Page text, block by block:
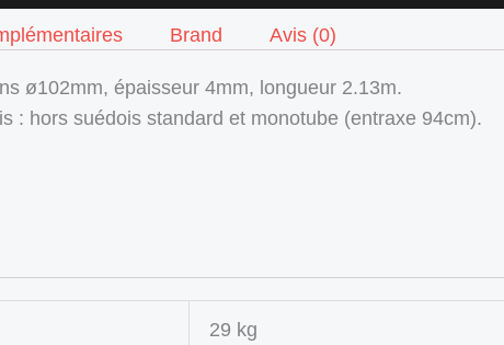
Brand Avis (0)
ø102mm, épaisseur 4mm, longueur 2.13m.
: hors suédois standard et monotube (entraxe 94cm).
29 kg